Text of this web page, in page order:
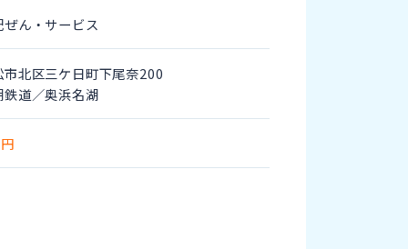
ん・サービス
市北区三ケ日町下尾奈200
道／奥浜名湖